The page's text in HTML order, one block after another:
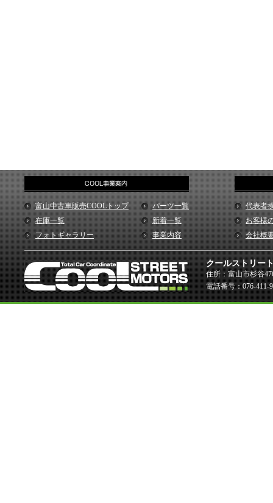
富山中古車販売COOLトップ
パーツ一覧
在庫一覧
新着一覧
フォトギャラリー
事業内容
代表者
お客様
会社概
クールストリー
住所：富山市杉谷
電話番号：076-